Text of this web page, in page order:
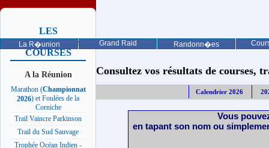
La R�union Grand Raid Randonn�es
LES
PROCHAINES
COURSES
A la Réunion
Marathon (Championnat
2026) et Foulées de la
Corniche
Trail Vaincre Parkinson
Trail du Sud Sauvage
Trophée Océan Indien -
Consultez vos résultats de courses,
Calendrier 2026
Vous
en tapant son nom ou